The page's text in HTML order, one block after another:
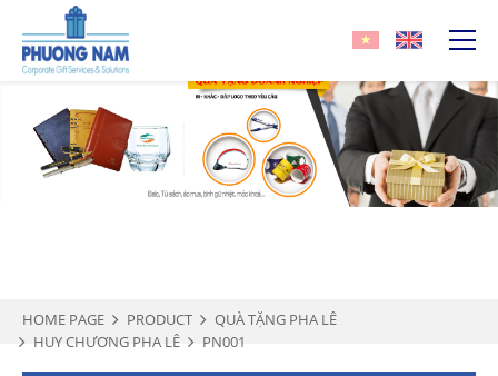
HOME PAGE PRODUCT
QUÀ TẶNG PHA LÊ
HUY CHƯƠNG PHA LÊ
PN001